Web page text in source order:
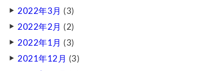
2022年3月 (3)
2022年2月 (2)
2022年1月 (3)
2021年12月 (3)